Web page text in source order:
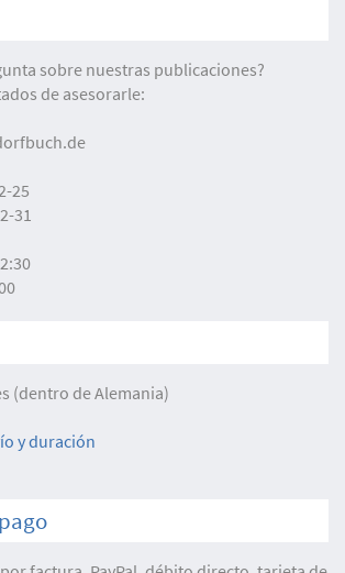
sobre nuestras publicaciones?
de asesorarle:
25
31
(dentro de Alemania)
y duración